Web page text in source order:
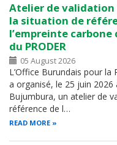
Atelier de
la situation de
l’empreinte
du PRODER
05 August 2026
L’Office Burundais pour la
a organisé, le 25 juin 2026
Bujumbura, un atelier de
référence de l…
READ MORE